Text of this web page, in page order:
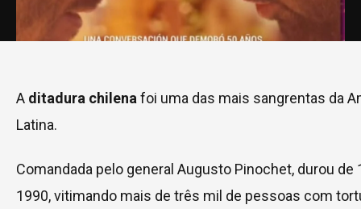
A ditadura chilena foi uma das mais sangrentas da
Latina.
Comandada pelo general Augusto Pinochet, durou de
1990, vitimando mais de três mil de pessoas com